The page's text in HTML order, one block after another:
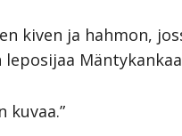
kiven ja hahmon,
kuvaa.”